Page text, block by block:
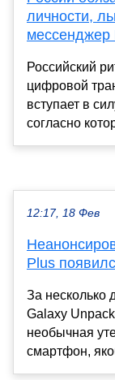
личности,
мессенджер
Российский
цифровой
вступает в
согласно
12:17, 18 Фев
Plus
За несколько
Galaxy
необычная
смартфон,